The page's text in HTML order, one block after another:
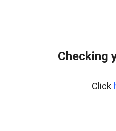
Checking
Click